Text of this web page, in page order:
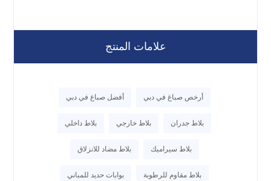
علامات المنتج
أرخص صباغ في دبي أفضل صباغ في دبي
بلاط جدران بلاط خارجي بلاط داخلي
بلاط سيراميك بلاط مضاد للانزلاق
بلاط مقاوم للرطوبة بوابات حديد للمباني